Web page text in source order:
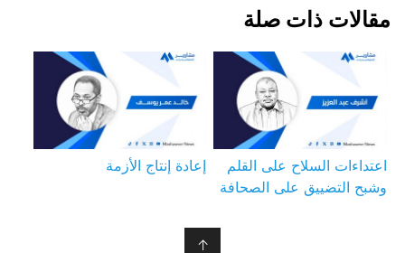
مقالات ذات صلة
اعتداءات السلاح على القلم
وشبح التضييق على الصحافة
إعادة إنتاج الأزمة
↑